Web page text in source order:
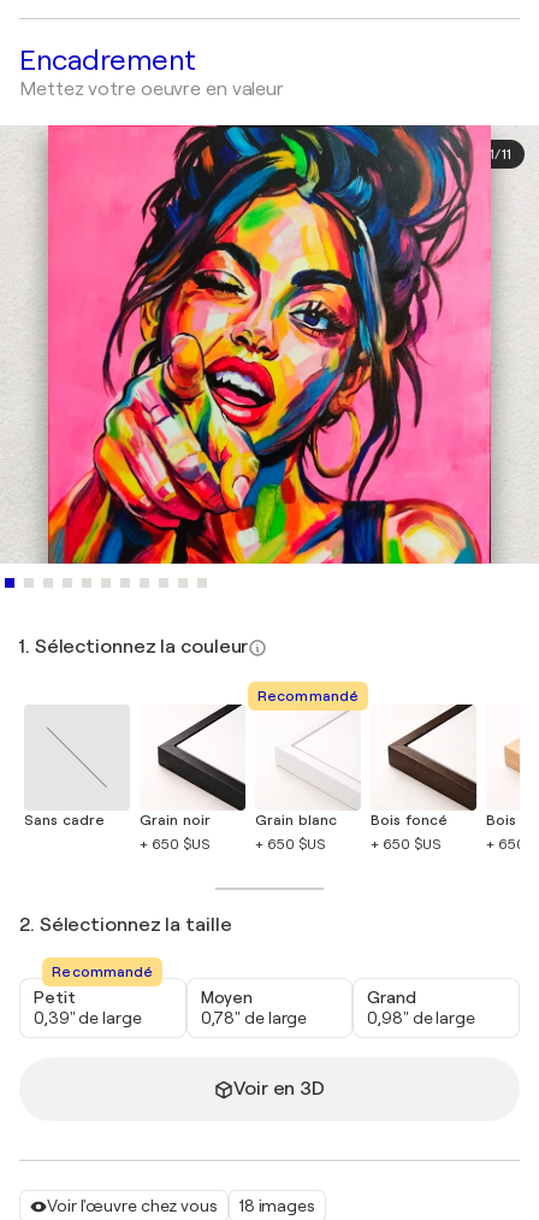
Voir l'œuvre chez vous
18 images
Encadrement
Mettez votre oeuvre en valeur
1/11
1. Sélectionnez la couleur
Sans cadre
Grain noir
+ 650 $US
Recommandé
Grain blanc
+ 650 $US
Bois foncé
+ 650 $US
Bois
+ 650
2. Sélectionnez la taille
Recommandé
Petit
0,39" de large
Moyen
0,78" de large
Grand
0,98" de large
Voir en 3D